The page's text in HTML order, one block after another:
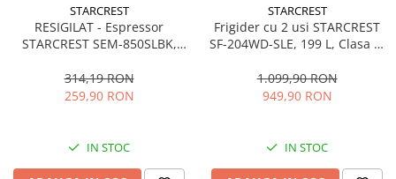
STARCREST
RESIGILAT - Espressor
STARCREST SEM-850SLBK,
detasabil 1.5L, dispozitiv
spumare, filtru dublu din
314,19 RON
259,90 RON
IN STOC
STARCREST
Frigider cu 2 usi STARCREST
SF-204WD-SLE, 199 L, Clasa E,
Termostat Ajustabil, Usi
reversibile, H 143 cm, Argintiu
1.099,90 RON
949,90 RON
IN STOC